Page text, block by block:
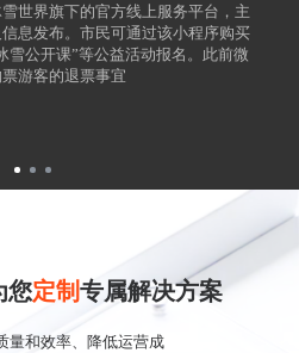
世界旗下的官方线上服务平台，主
息发布。市民可通过该小程序购买
雪公开课”等公益活动报名。此前微
游客的退票事宜
您定制专属解决方案
量和效率、降低运营成